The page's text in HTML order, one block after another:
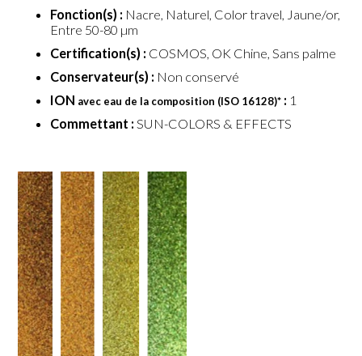
Fonction(s) : Nacre, Naturel, Color travel, Jaune/or,
Entre 50-80 µm
Certification(s) : COSMOS, OK Chine, Sans palme
Conservateur(s) : Non conservé
ION avec eau de la composition (ISO 16128)* : 1
Commettant : SUN-COLORS & EFFECTS